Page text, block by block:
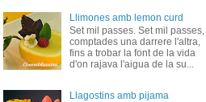
Llimones amb lemon curd
Set mil passes. Set mil passes,
comptades una darrere l'altra,
fins a trobar la font de la vida
d'on rajava l'aigua de la su...
Llagostins amb pijama